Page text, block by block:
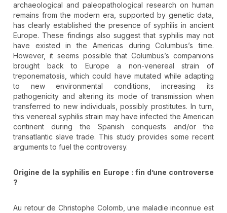
archaeological and paleopathological research on human
remains from the modern era, supported by genetic data,
has clearly established the presence of syphilis in ancient
Europe. These findings also suggest that syphilis may not
have existed in the Americas during Columbus’s time.
However, it seems possible that Columbus’s companions
brought back to Europe a non-venereal strain of
treponematosis, which could have mutated while adapting
to new environmental conditions, increasing its
pathogenicity and altering its mode of transmission when
transferred to new individuals, possibly prostitutes. In turn,
this venereal syphilis strain may have infected the American
continent during the Spanish conquests and/or the
transatlantic slave trade. This study provides some recent
arguments to fuel the controversy.
Origine de la syphilis en Europe : fin d’une controverse
?
Au retour de Christophe Colomb, une maladie inconnue est